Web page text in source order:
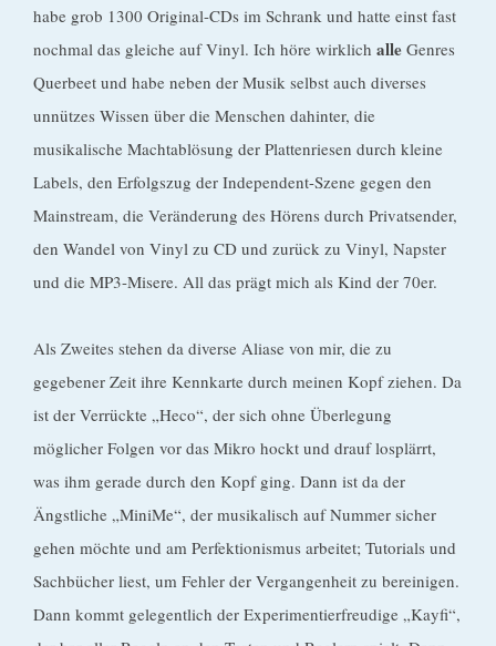
habe grob 1300 Original-CDs im Schrank und hatte einst fast
nochmal das gleiche auf Vinyl. Ich höre wirklich alleGenres
Querbeet und habe neben der Musik selbst auch diverses
unnützes Wissen über die Menschen dahinter, die
musikalische Machtablösung der Plattenriesen durch kleine
Labels, den Erfolgszug der Independent-Szene gegen den
Mainstream, die Veränderung des Hörens durch Privatsender,
den Wandel von Vinyl zu CD und zurück zu Vinyl, Napster
und die MP3-Misere. All das prägt mich als Kind der 70er.
Als Zweites stehen da diverse Aliase von mir, die zu
gegebener Zeit ihre Kennkarte durch meinen Kopf ziehen. Da
ist der Verrückte „Heco“, der sich ohne Überlegung
möglicher Folgen vor das Mikro hockt und drauf losplärrt,
was ihm gerade durch den Kopf ging. Dann ist da der
Ängstliche „MiniMe“, der musikalisch auf Nummer sicher
gehen möchte und am Perfektionismus arbeitet; Tutorials und
Sachbücher liest, um Fehler der Vergangenheit zu bereinigen.
Dann kommt gelegentlich der Experimentierfreudige „Kayfi“,